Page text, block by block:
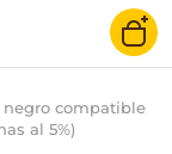
negro compatible
al 5%)